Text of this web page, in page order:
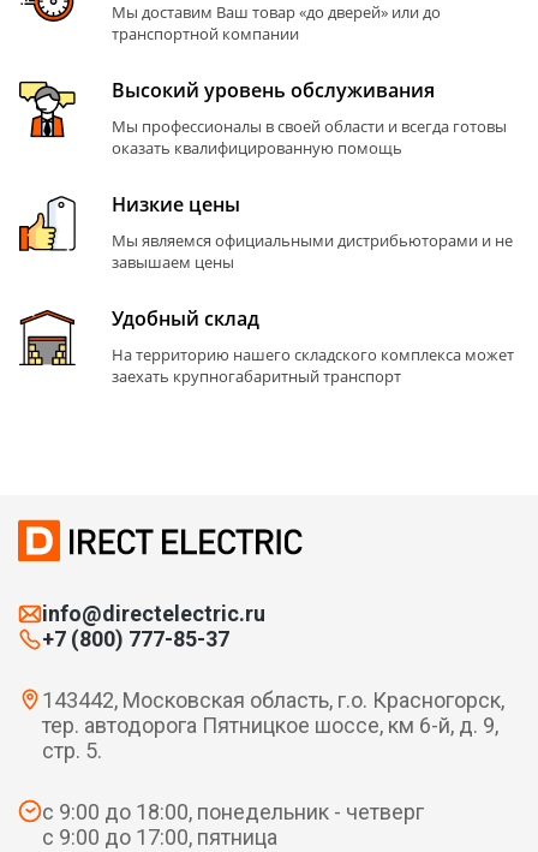
Мы доставим Ваш товар «до дверей» или до
транспортной компании
Высокий уровень обслуживания
Мы профессионалы в своей области и всегда готовы
оказать квалифицированную помощь
Низкие цены
Мы являемся официальными дистрибьюторами и не
завышаем цены
Удобный склад
На территорию нашего складского комплекса может
заехать крупногабаритный транспорт
info@directelectric.ru
+7 (800) 777-85-37
143442, Московская область, г.о. Красногорск,
тер. автодорога Пятницкое шоссе, км 6-й, д. 9,
стр. 5.
с 9:00 до 18:00, понедельник - четверг
с 9:00 до 17:00, пятница